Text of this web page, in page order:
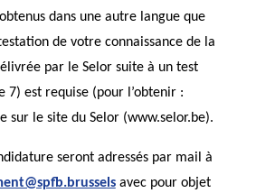
dans une autre langue que
de votre connaissance de la
par le Selor suite à un test
7) est requise (pour l’obtenir :
sur le site du Selor (www.selor.be).
seront adressés par mail à
avec pour objet